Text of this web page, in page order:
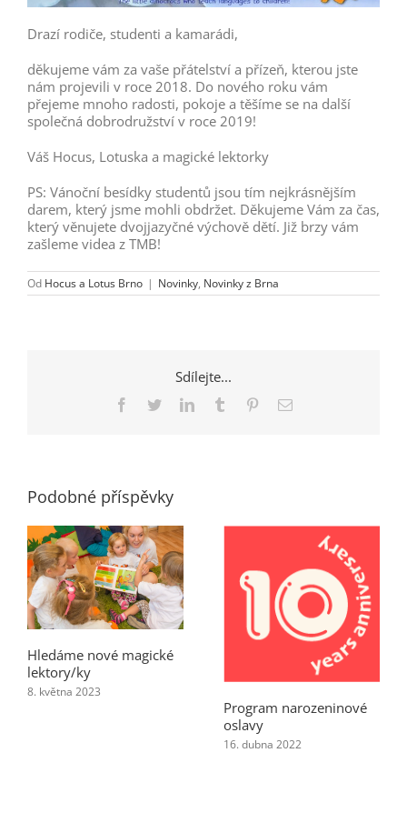
Drazí rodiče, studenti a kamarádi,
děkujeme vám za vaše přátelství a přízeň, kterou jste
nám projevili v roce 2018. Do nového roku vám
přejeme mnoho radosti, pokoje a těšíme se na další
společná dobrodružství v roce 2019!
Váš Hocus, Lotuska a magické lektorky
PS: Vánoční besídky studentů jsou tím nejkrásnějším
darem, který jsme mohli obdržet. Děkujeme Vám za čas,
který věnujete dvojjazyčné výchově dětí. Již brzy vám
zašleme videa z TMB!
Od Hocus a Lotus Brno | Novinky, Novinky z Brna
Sdílejte...
Facebook
TwitterLinkedInTumblr Pinterest
E-
Podobné příspěvky
Hledáme nové magické
lektory/ky
8. května 2023
Program narozeninové
oslavy
16. dubna 2022